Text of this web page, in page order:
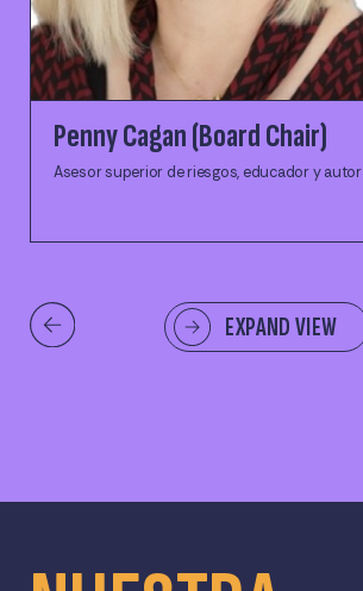
Penny Cagan (Board Chair)
Asesor superior de riesgos, educador y autor
EXPAND VIEW